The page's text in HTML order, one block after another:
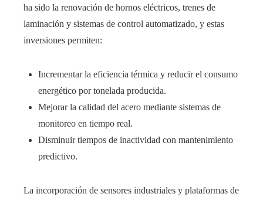
ha sido la renovación de hornos eléctricos, trenes de
laminación y sistemas de control automatizado, y estas
inversiones permiten:
Incrementar la eficiencia térmica y reducir el consumo
energético por tonelada producida.
Mejorar la calidad del acero mediante sistemas de
monitoreo en tiempo real.
Disminuir tiempos de inactividad con mantenimiento
predictivo.
La incorporación de sensores industriales y plataformas de